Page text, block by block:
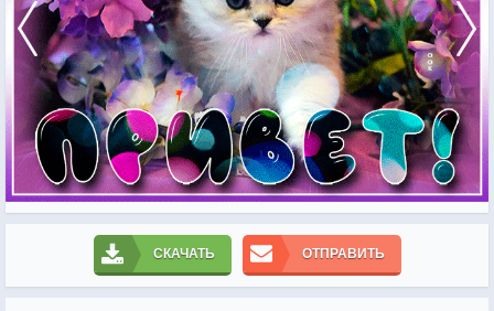
СКАЧАТЬ ОТПРАВИТЬ